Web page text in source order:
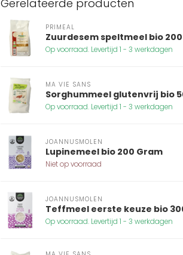
Gerelateerde producten
PRIMEAL
Zuurdesem speltmeel bio
Op voorraad. Levertijd 1 - 3 werkdagen
MA VIE SANS
Sorghummeel glutenvrij bio
Op voorraad. Levertijd 1 - 3 werkdagen
JOANNUSMOLEN
Lupinemeel bio 200 Gram
Niet op voorraad
JOANNUSMOLEN
Teffmeel eerste keuze bio
Op voorraad. Levertijd 1 - 3 werkdagen